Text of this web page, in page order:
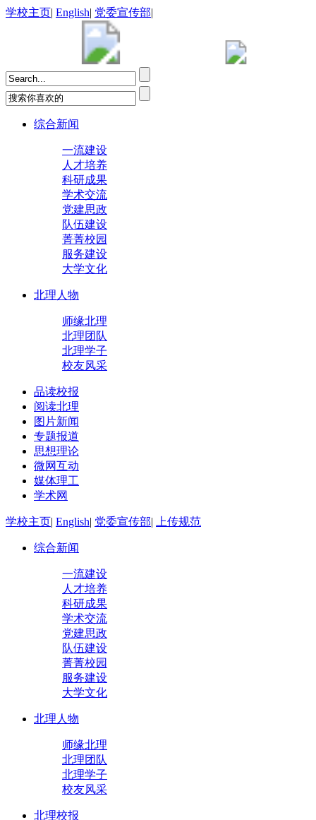
学校主页| English| 党委宣传部|
综合新闻
一流建设
人才培养
科研成果
学术交流
党建思政
队伍建设
菁菁校园
服务建设
大学文化
北理人物
师缘北理
北理团队
北理学子
校友风采
品读校报
阅读北理
图片新闻
专题报道
思想理论
微网互动
媒体理工
学术网
学校主页| English| 党委宣传部| 上传规范
综合新闻
一流建设
人才培养
科研成果
学术交流
党建思政
队伍建设
菁菁校园
服务建设
大学文化
北理人物
师缘北理
北理团队
北理学子
校友风采
北理校报